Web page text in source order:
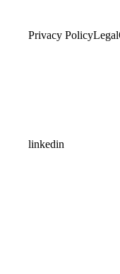
Privacy PolicyLegal
linkedin